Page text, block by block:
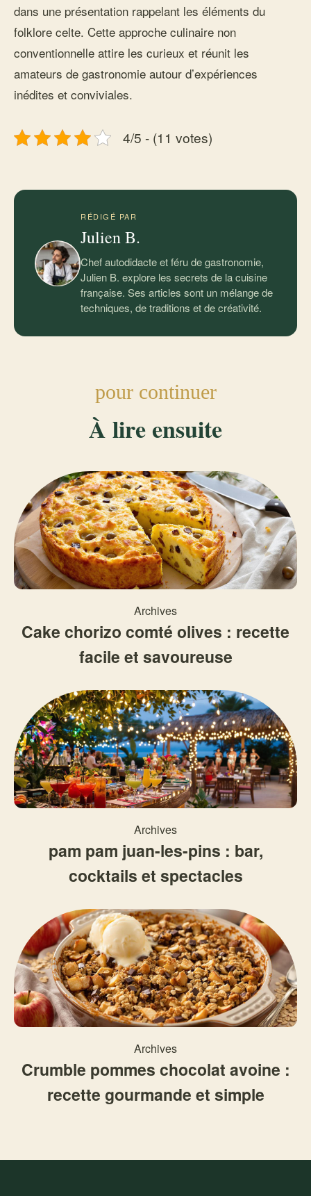
dans une présentation rappelant les éléments du
folklore celte. Cette approche culinaire non
conventionnelle attire les curieux et réunit les
amateurs de gastronomie autour d’expériences
inédites et conviviales.
4/5 - (11 votes)
RÉDIGÉ PAR
Julien B.
Chef autodidacte et féru de gastronomie,
Julien B. explore les secrets de la cuisine
française. Ses articles sont un mélange de
techniques, de traditions et de créativité.
pour continuer
À lire ensuite
Archives
Cake chorizo comté olives : recette
facile et savoureuse
Archives
pam pam juan-les-pins : bar,
cocktails et spectacles
Archives
Crumble pommes chocolat avoine :
recette gourmande et simple